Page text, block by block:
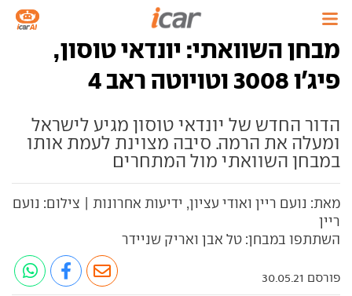
מבחן השוואתי: יונדאי טוסון,
פיג'ו 3008 וטויוטה ראב 4
הדור החדש של יונדאי טוסון מגיע לישראל
ומעלה את הרמה. סיבה מצוינת לעמת אותו
במבחן השוואתי מול המתחרים
מאת: נועם ריין ואודי עציון, ידיעות אחרונות | צילום: נועם
ריין
השתתפו במבחן: טל אבן ואריק שניידר
פורסם 30.05.21